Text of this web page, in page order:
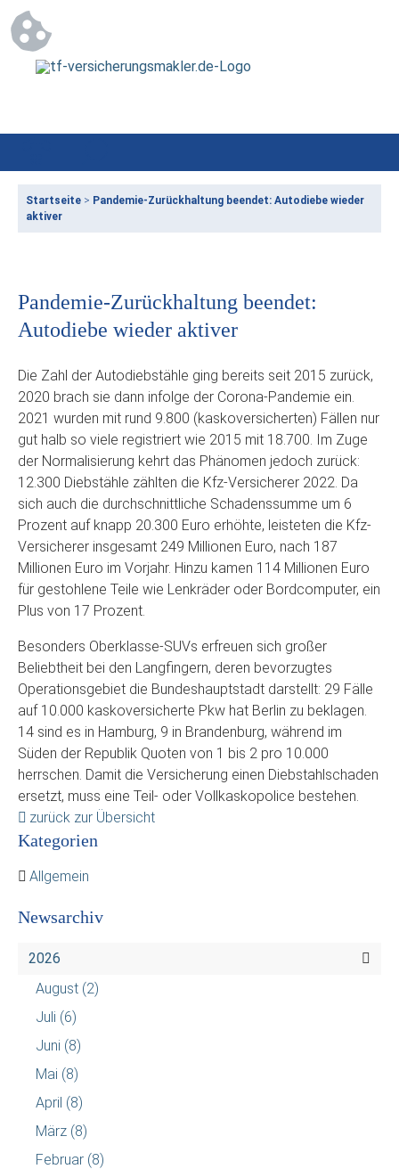
Startseite > Pandemie-Zurückhaltung beendet: Autodiebe wieder
aktiver
Pandemie-Zurückhaltung beendet:
Autodiebe wieder aktiver
Die Zahl der Autodiebstähle ging bereits seit 2015 zurück,
2020 brach sie dann infolge der Corona-Pandemie ein.
2021 wurden mit rund 9.800 (kaskoversicherten) Fällen nur
gut halb so viele registriert wie 2015 mit 18.700. Im Zuge
der Normalisierung kehrt das Phänomen jedoch zurück:
12.300 Diebstähle zählten die Kfz-Versicherer 2022. Da
sich auch die durchschnittliche Schadenssumme um 6
Prozent auf knapp 20.300 Euro erhöhte, leisteten die Kfz-
Versicherer insgesamt 249 Millionen Euro, nach 187
Millionen Euro im Vorjahr. Hinzu kamen 114 Millionen Euro
für gestohlene Teile wie Lenkräder oder Bordcomputer, ein
Plus von 17 Prozent.
Besonders Oberklasse-SUVs erfreuen sich großer
Beliebtheit bei den Langfingern, deren bevorzugtes
Operationsgebiet die Bundeshauptstadt darstellt: 29 Fälle
auf 10.000 kaskoversicherte Pkw hat Berlin zu beklagen.
14 sind es in Hamburg, 9 in Brandenburg, während im
Süden der Republik Quoten von 1 bis 2 pro 10.000
herrschen. Damit die Versicherung einen Diebstahlschaden
ersetzt, muss eine Teil- oder Vollkaskopolice bestehen.
zurück zur Übersicht
Kategorien
Allgemein
Newsarchiv
2026
August (2)
Juli (6)
Juni (8)
Mai (8)
April (8)
März (8)
Februar (8)